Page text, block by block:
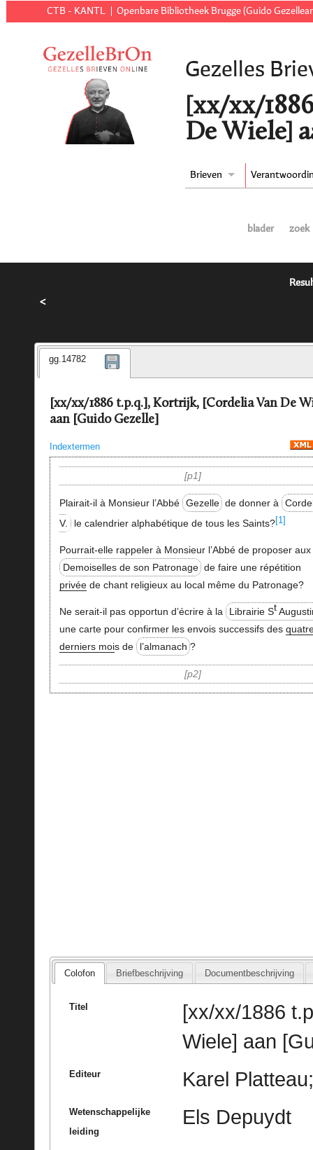
CTB - KANTL Openbare Bibliotheek Brugge (Guido
Gezelles
[xx/xx/
De Wiele]
Brieven
blader zoek
<
gg.14782
[xx/xx/1886 t.p.q.], Kortrijk, [Cordelia Van De
aan [Guido Gezelle]
Indextermen
p1
Plairait-il à Monsieur l’Abbé Gezelle de donner à
V. le calendrier alphabétique de tous les Saints?[1]
Pourrait-elle rappeler à Monsieur l’Abbé de proposer aux
Demoiselles de son Patronage de faire une répétition
privéede chant religieux au local même du Patronage?
Ne serait-il pas opportun d’écrire à la Librairie St
une carte pour confirmer les envois successifs des
derniers mois de l’almanach ?
p2
Colofon Briefbeschrijving Documentbeschrijving
Titel
[xx/xx/1886
Wiele] aan
Editeur Karel
Wetenschappelijke
leiding
Els Depuydt